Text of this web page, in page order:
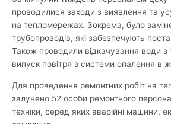
проводилися заходи з виявлення та
на тепломережах. Зокрема, було
трубопроводів, які забезпечують
Також проводили відкачування води з
випуск повітря з системи опалення в
Для проведення ремонтних робіт на
залучено 52 особи ремонтного
техніки, серед яких аварійні машини,